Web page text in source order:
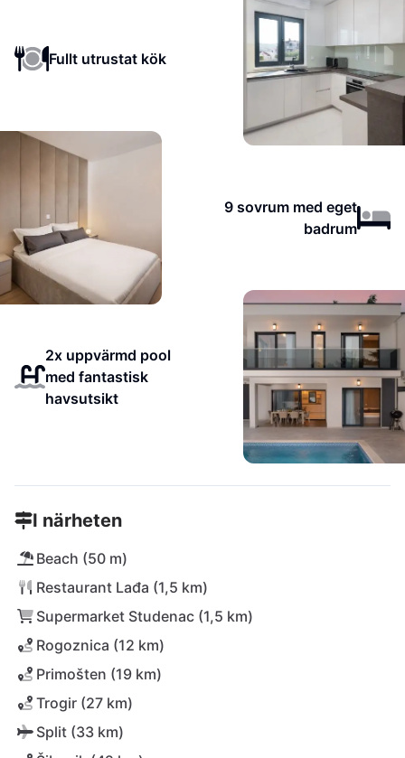
Fullt utrustat kök
9 sovrum med eget
badrum
2x uppvärmd pool
med fantastisk
havsutsikt
I närheten
Beach (50 m)
Restaurant Lađa (1,5 km)
Supermarket Studenac (1,5 km)
Rogoznica (12 km)
Primošten (19 km)
Trogir (27 km)
Split (33 km)